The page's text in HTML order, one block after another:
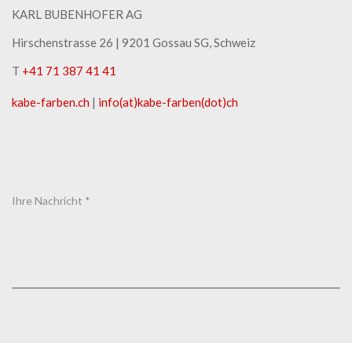
KARL BUBENHOFER AG
Hirschenstrasse 26 | ​9201 Gossau SG, Schweiz
T +41 71 387 41 41
kabe-​farben.ch | info(at)kabe-​farben(dot)ch